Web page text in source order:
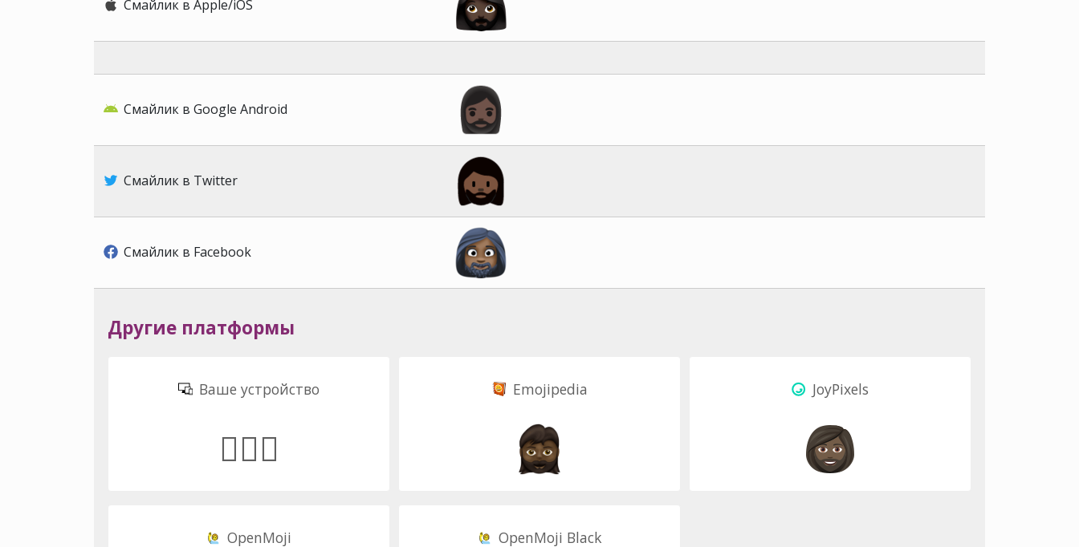
Смайлик в Apple/iOS
Смайлик в Google Android
Смайлик в Twitter
Смайлик в Facebook
Другие платформы
Ваше устройство
🧔🏿‍♀️
Emojipedia JoyPixels
OpenMoji OpenMoji Black